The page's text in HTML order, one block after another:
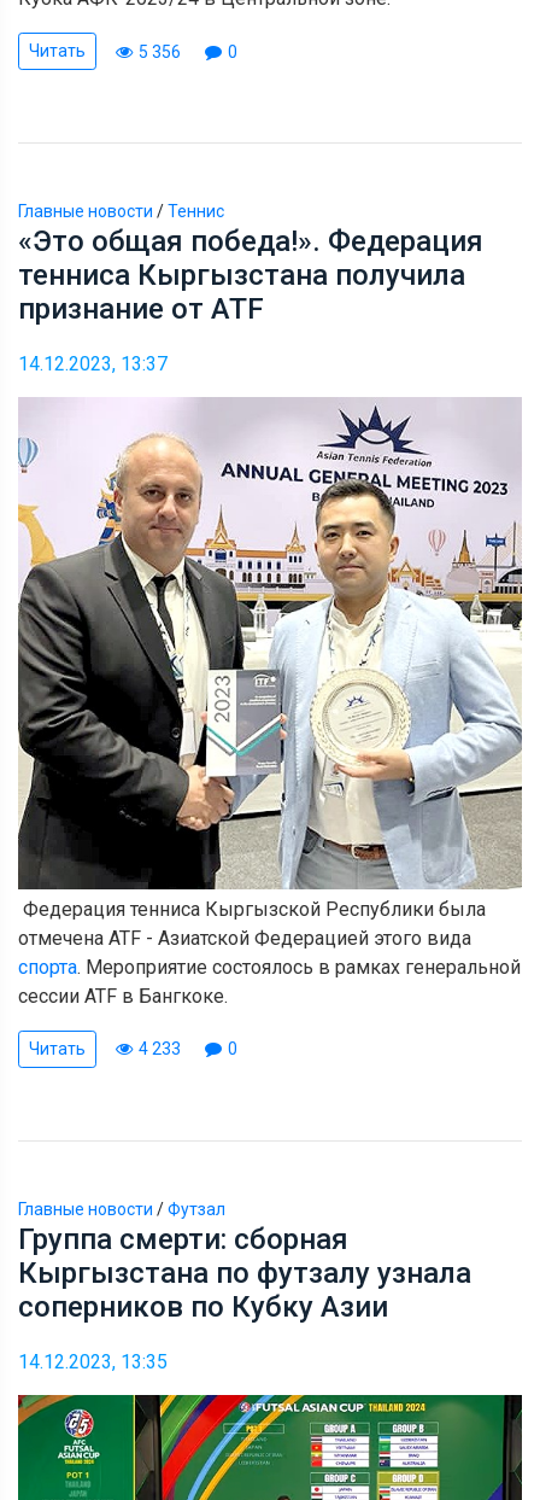
Читать 5 356 0
Главные новости /Теннис
«Это общая победа!». Федерация
тенниса Кыргызстана получила
признание от ATF
14.12.2023, 13:37
Федерация тенниса Кыргызской Республики была
отмечена ATF - Азиатской Федерацией этого вида
спорта. Мероприятие состоялось в рамках генеральной
сессии ATF в Бангкоке.
Читать 4 233 0
Главные новости /Футзал
Группа смерти: сборная
Кыргызстана по футзалу узнала
соперников по Кубку Азии
14.12.2023, 13:35